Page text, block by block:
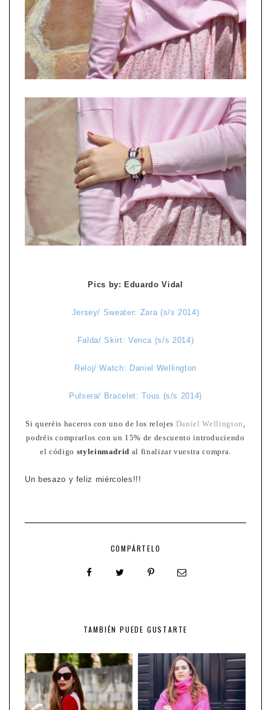
Pics by: Eduardo Vidal
Jersey/ Sweater: Zara (s/s 2014)
Falda/ Skirt: Venca (s/s 2014)
Reloj/ Watch: Daniel Wellington
Pulsera/ Bracelet: Tous (s/s 2014)
Si queréis haceros con uno de los relojes Daniel Wellington
podréis comprarlos con un 15% de descuento introduciendo
el código styleinmadrid al finalizar vuestra compra.
Un besazo y feliz miércoles!!!
COMPÁRTELO
TAMBIÉN PUEDE GUSTARTE